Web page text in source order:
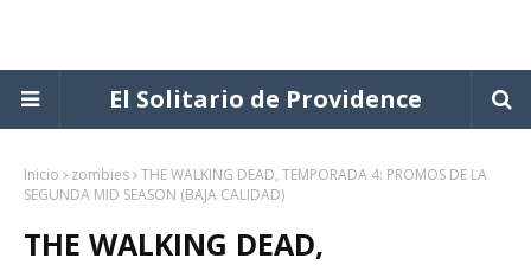
El Solitario de Providence
Inicio zombies THE WALKING DEAD, TEMPORADA 4: PROMOS DE LA
SEGUNDA MID SEASON (BAJA CALIDAD)
THE WALKING DEAD,